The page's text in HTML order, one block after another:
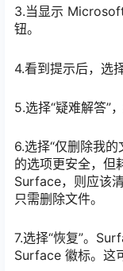
3.当显示
钮。
4.看到提示后，选
5.选择“疑难解答”
6.选择“仅删除我
的选项更安全，但
Surface，则应该
只需删除文件。
7.选择“恢复”。
Surface 徽标。这